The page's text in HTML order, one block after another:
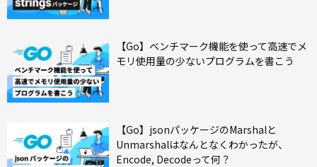
【Go】ベンチマーク機能を使って高速でメ
モリ使用量の少ないプログラムを書こう
【Go】jsonパッケージのMarshalと
Unmarshalはなんとなくわかったが、
Encode, Decodeって何？